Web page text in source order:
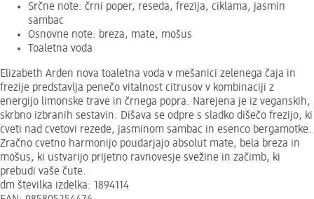
Srčne note: črni poper, reseda, frezija, ciklama, jasmin
sambac
Osnovne note: breza, mate, mošus
Toaletna voda
Elizabeth Arden nova toaletna voda v mešanici zelenega čaja in
frezije predstavlja penečo vitalnost citrusov v kombinaciji z
energijo limonske trave in črnega popra. Narejena je iz veganskih,
skrbno izbranih sestavin. Dišava se odpre s sladko dišečo frezijo, ki
cveti nad cvetovi rezede, jasminom sambac in esenco bergamotke.
Zračno cvetno harmonijo poudarjajo absolut mate, bela breza in
mošus, ki ustvarijo prijetno ravnovesje svežine in začimb, ki
prebudi vaše čute.
dm številka izdelka: 1894114